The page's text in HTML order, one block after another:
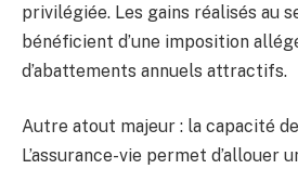
privilégiée. Les gains réalisés au
bénéficient d’une imposition
d’abattements annuels attractifs.
Autre atout majeur : la capacité de
L’assurance-vie permet d’allouer